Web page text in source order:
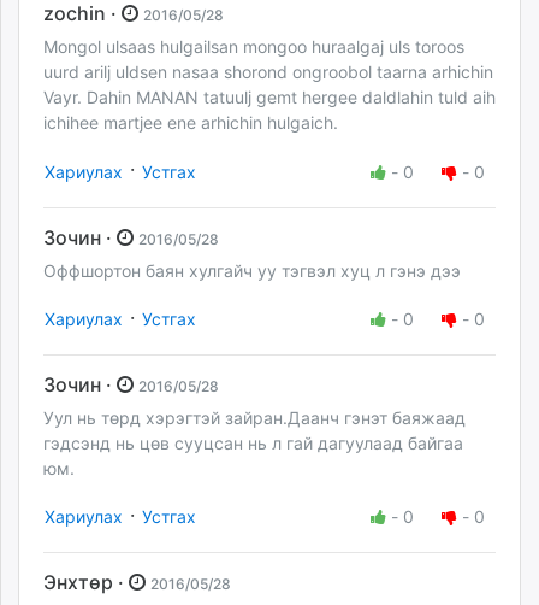
zochin · 2016/05/28
Mongol ulsaas hulgailsan mongoo huraalgaj uls toroos
uurd arilj uldsen nasaa shorond ongroobol taarna arhichin
Vayr. Dahin MANAN tatuulj gemt hergee daldlahin tuld aih
ichihee martjee ene arhichin hulgaich.
Хариулах · Устгах - 0 - 0
Зочин · 2016/05/28
Оффшортон баян хулгайч уу тэгвэл хуц л гэнэ дээ
Хариулах · Устгах - 0 - 0
Зочин · 2016/05/28
Уул нь төрд хэрэгтэй зайран.Даанч гэнэт баяжаад
гэдсэнд нь цөв сууцсан нь л гай дагуулаад байгаа
юм.
Хариулах · Устгах - 0 - 0
Энхтөр · 2016/05/28